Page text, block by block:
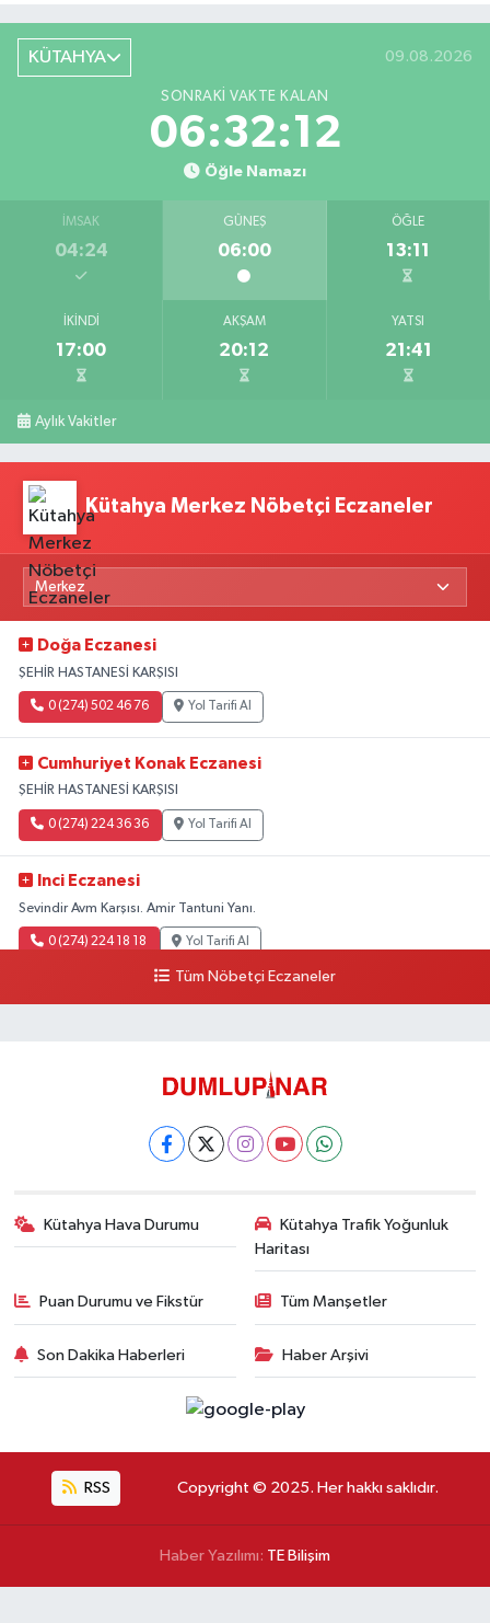
KÜTAHYA 09.08.2026
SONRAKI VAKTE KALAN
06:32:11
Öğle Namazı
İMSAK
04:24
GÜNEŞ
06:00
ÖĞLE
13:11
İKINDI
17:00
AKŞAM
20:12
YATSI
21:41
Aylık Vakitler
Kütahya Merkez Nöbetçi Eczaneler
Doğa Eczanesi
ŞEHİR HASTANESİ KARŞISI
0 (274) 502 46 76 Yol Tarifi Al
Cumhuriyet Konak Eczanesi
ŞEHİR HASTANESİ KARŞISI
0 (274) 224 36 36 Yol Tarifi Al
Inci Eczanesi
Sevindir Avm Karşısı. Amir Tantuni Yanı.
0 (274) 224 18 18 Yol Tarifi Al
Tüm Nöbetçi Eczaneler
Kütahya Hava Durumu
Kütahya Trafik Yoğunluk
Haritası
Puan Durumu ve Fikstür Tüm Manşetler
Son Dakika Haberleri Haber Arşivi
RSS Copyright © 2025. Her hakkı saklıdır.
Haber Yazılımı: TE Bilişim